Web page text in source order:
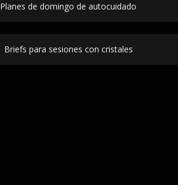
Planes de domingo de autocuidado
Briefs para sesiones con cristales